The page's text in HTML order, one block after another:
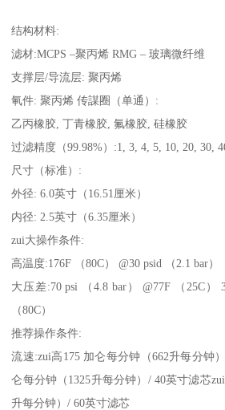
结构材料:
滤材:MCPS –聚丙烯 RMG – 玻璃微纤维
支撑层/导流层: 聚丙烯
氠件: 聚丙烯 传謀圈（单通）:
乙丙橡胶, 丁青橡胶, 氟橡胶, 硅橡胶
过滤精度（99.98%）:1, 3, 4, 5, 10, 20, 30,
尺寸（标准）:
外径: 6.0英寸（16.51厘米）
内径: 2.5英寸（6.35厘米）
zui大操作条件:
高温度:176F （80C） @30 psid （2.1 bar）
大压差:70 psi （4.8 bar） @77F （25C）
（80C）
推荐操作条件:
流速:zui高175 加仑每分钟（662升每分钟
仑每分钟（1325升每分钟）/ 40英寸滤芯
升每分钟）/ 60英寸滤芯